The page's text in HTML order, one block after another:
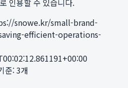
snowe.kr/small-brand-
efficient-operations-
준:3개